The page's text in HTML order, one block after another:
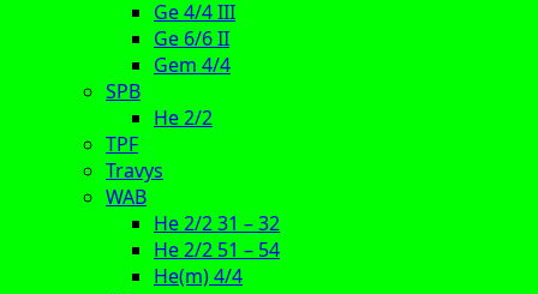
Ge 4/4 III
Ge 6/6 II
Gem 4/4
SPB
He 2/2
TPF
Travys
WAB
He 2/2 31 – 32
He 2/2 51 – 54
He(m) 4/4